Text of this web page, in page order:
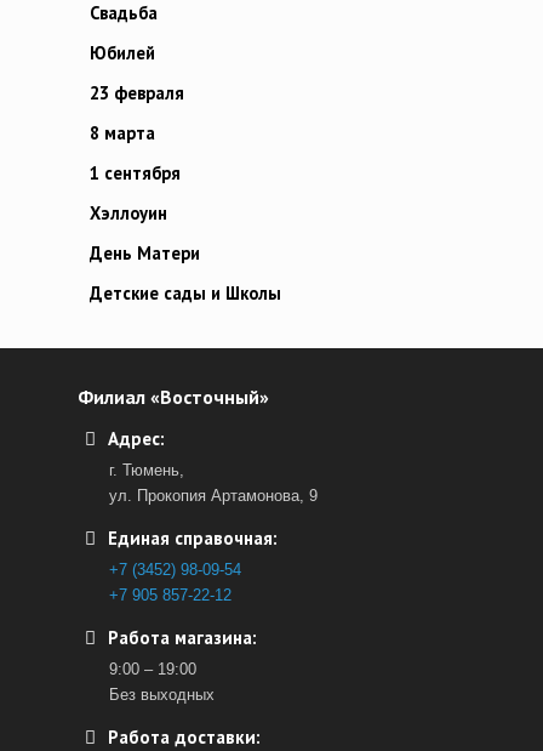
Свадьба
Юбилей
23 февраля
8 марта
1 сентября
Хэллоуин
День Матери
Детские сады и Школы
Филиал «Восточный»
Адрес:
г. Тюмень,
ул. Прокопия Артамонова, 9
Единая справочная:
+7 (3452) 98-09-54
+7 905 857-22-12
Работа магазина:
9:00 – 19:00
Без выходных
Работа доставки: